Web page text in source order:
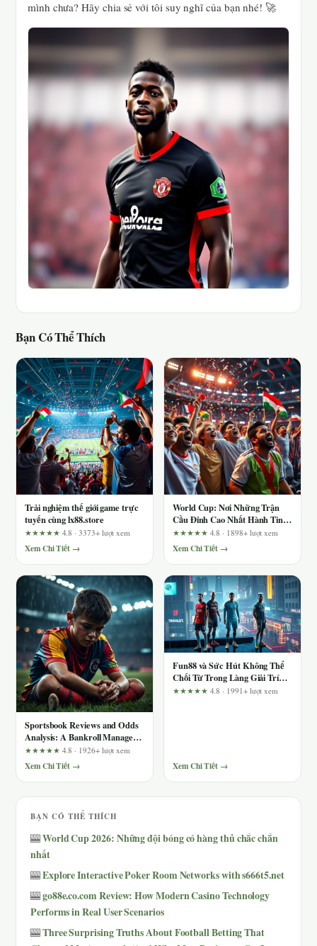
mình chưa? Hãy chia sẻ với tôi suy nghĩ của bạn nhé! 🚀
Bạn Có Thể Thích
Trải nghiệm thế giới game trực
tuyến cùng lx88.store
★★★★★ 4.8 · 3373+ lượt xem
Xem Chi Tiết →
World Cup: Nơi Những Trận
Cầu Đỉnh Cao Nhất Hành Tinh
Hội Tụ
★★★★★ 4.8 · 1898+ lượt xem
Xem Chi Tiết →
Sportsbook Reviews and Odds
Analysis: A Bankroll Manager's
Guide to Smarter Bets
★★★★★ 4.8 · 1926+ lượt xem
Xem Chi Tiết →
Fun88 và Sức Hút Không Thể
Chối Từ Trong Làng Giải Trí
Trực Tuyến
★★★★★ 4.8 · 1991+ lượt xem
Xem Chi Tiết →
BẠN CÓ THỂ THÍCH
🎰World Cup 2026: Những đội bóng có hàng thủ chắc chắn
nhất
🎰Explore Interactive Poker Room Networks with s666t5.net
🎰go88e.co.com Review: How Modern Casino Technology
Performs in Real User Scenarios
🎰Three Surprising Truths About Football Betting That